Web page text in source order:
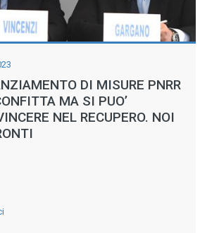
ALL’ORDINARIA
GESTIONE
I
CONSORZI
DI
BONIFICA
DI MISURE PNRR
MA SI PUO’
NEL RECUPERO. NOI
-